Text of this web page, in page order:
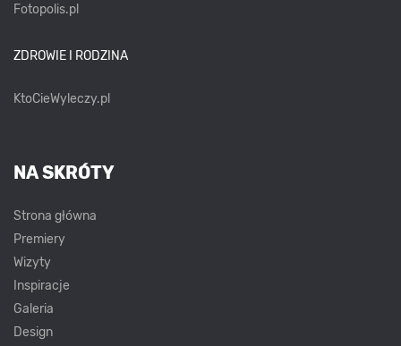
Fotopolis.pl
ZDROWIE I RODZINA
KtoCieWyleczy.pl
NA SKRÓTY
Strona główna
Premiery
Wizyty
Inspiracje
Galeria
Design